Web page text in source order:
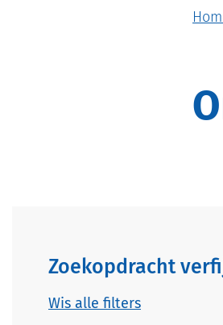
Zoekopdracht
Wis alle filters